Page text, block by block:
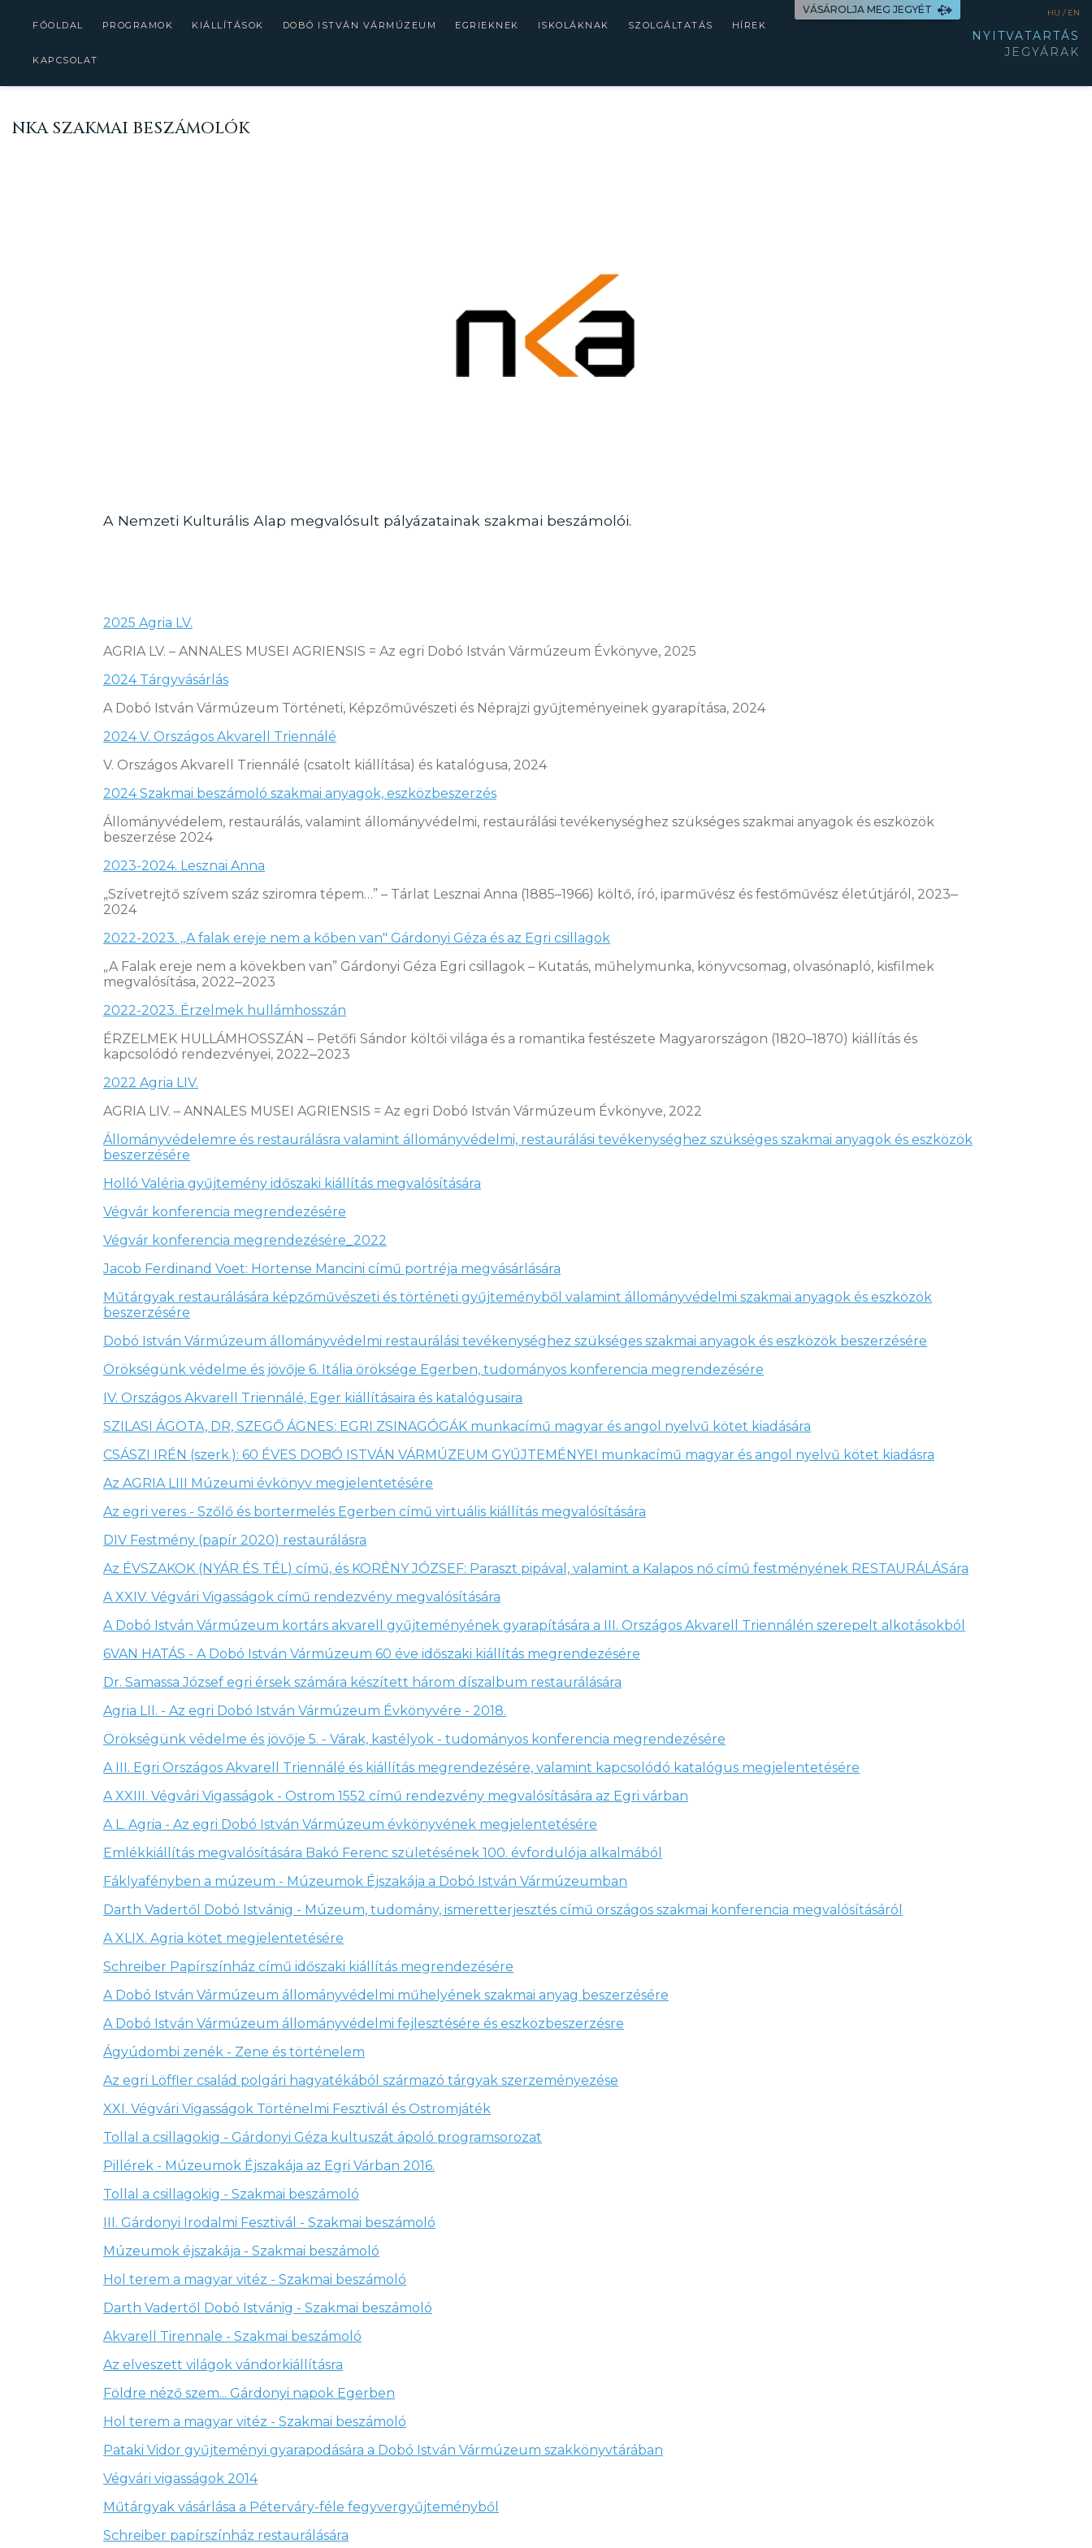
FŐOLDAL PROGRAMOK KIÁLLÍTÁSOK DOBÓ ISTVÁN VÁRMÚZEUM EGRIEKNEK ISKOLÁKNAK SZOLGÁLTATÁS HÍREK
KAPCSOLAT
VÁSÁROLJA MEG JEGYÉT HU / EN
NYITVATARTÁS
JEGYÁRAK
NKA SZAKMAI BESZÁMOLÓK
A Nemzeti Kulturális Alap megvalósult pályázatainak szakmai beszámolói.
2025 Agria LV.
AGRIA LV. – ANNALES MUSEI AGRIENSIS = Az egri Dobó István Vármúzeum Évkönyve, 2025
2024 Tárgyvásárlás
A Dobó István Vármúzeum Történeti, Képzőművészeti és Néprajzi gyűjteményeinek gyarapítása, 2024
2024 V. Országos Akvarell Triennálé
V. Országos Akvarell Triennálé (csatolt kiállítása) és katalógusa, 2024
2024 Szakmai beszámoló szakmai anyagok, eszközbeszerzés
Állományvédelem, restaurálás, valamint állományvédelmi, restaurálási tevékenységhez szükséges szakmai anyagok és eszközök
beszerzése 2024
2023-2024. Lesznai Anna
„Szívetrejtő szívem száz sziromra tépem…” – Tárlat Lesznai Anna (1885–1966) költő, író, iparművész és festőművész életútjáról, 2023‒
2024
2022-2023. ,,A falak ereje nem a kőben van" Gárdonyi Géza és az Egri csillagok
„A Falak ereje nem a kövekben van” Gárdonyi Géza Egri csillagok – Kutatás, műhelymunka, könyvcsomag, olvasónapló, kisfilmek
megvalósítása, 2022‒2023
2022-2023. Érzelmek hullámhosszán
ÉRZELMEK HULLÁMHOSSZÁN – Petőfi Sándor költői világa és a romantika festészete Magyarországon (1820–1870) kiállítás és
kapcsolódó rendezvényei, 2022‒2023
2022 Agria LIV.
AGRIA LIV. – ANNALES MUSEI AGRIENSIS = Az egri Dobó István Vármúzeum Évkönyve, 2022
Állományvédelemre és restaurálásra valamint állományvédelmi, restaurálási tevékenységhez szükséges szakmai anyagok és eszközök
beszerzésére
Holló Valéria gyűjtemény időszaki kiállítás megvalósítására
Végvár konferencia megrendezésére
Végvár konferencia megrendezésére_2022
Jacob Ferdinand Voet: Hortense Mancini című portréja megvásárlására
Műtárgyak restaurálására képzőművészeti és történeti gyűjteményből valamint állományvédelmi szakmai anyagok és eszközök
beszerzésére
Dobó István Vármúzeum állományvédelmi restaurálási tevékenységhez szükséges szakmai anyagok és eszközök beszerzésére
Örökségünk védelme és jövője 6. Itália öröksége Egerben, tudományos konferencia megrendezésére
IV. Országos Akvarell Triennálé, Eger kiállításaira és katalógusaira
SZILASI ÁGOTA, DR, SZEGŐ ÁGNES: EGRI ZSINAGÓGÁK munkacímű magyar és angol nyelvű kötet kiadására
CSÁSZI IRÉN (szerk.): 60 ÉVES DOBÓ ISTVÁN VÁRMÚZEUM GYŰJTEMÉNYEI munkacímű magyar és angol nyelvű kötet kiadásra
Az AGRIA LIII Múzeumi évkönyv megjelentetésére
Az egri veres - Szőlő és bortermelés Egerben című virtuális kiállítás megvalósítására
DIV Festmény (papír 2020) restaurálásra
Az ÉVSZAKOK (NYÁR ÉS TÉL) című, és KORÉNY JÓZSEF: Paraszt pipával, valamint a Kalapos nő című festményének RESTAURÁLÁSára
A XXIV. Végvári Vigasságok című rendezvény megvalósítására
A Dobó István Vármúzeum kortárs akvarell gyűjteményének gyarapítására a III. Országos Akvarell Triennálén szerepelt alkotásokból
6VAN HATÁS - A Dobó István Vármúzeum 60 éve időszaki kiállítás megrendezésére
Dr. Samassa József egri érsek számára készített három díszalbum restaurálására
Agria LII. - Az egri Dobó István Vármúzeum Évkönyvére - 2018.
Örökségünk védelme és jövője 5. - Várak, kastélyok - tudományos konferencia megrendezésére
A III. Egri Országos Akvarell Triennálé és kiállítás megrendezésére, valamint kapcsolódó katalógus megjelentetésére
A XXIII. Végvári Vigasságok - Ostrom 1552 című rendezvény megvalósítására az Egri várban
A L. Agria - Az egri Dobó István Vármúzeum évkönyvének megjelentetésére
Emlékkiállítás megvalósítására Bakó Ferenc születésének 100. évfordulója alkalmából
Fáklyafényben a múzeum - Múzeumok Éjszakája a Dobó István Vármúzeumban
Darth Vadertől Dobó Istvánig - Múzeum, tudomány, ismeretterjesztés című országos szakmai konferencia megvalósításáról
A XLIX. Agria kötet megjelentetésére
Schreiber Papírszínház című időszaki kiállítás megrendezésére
A Dobó István Vármúzeum állományvédelmi műhelyének szakmai anyag beszerzésére
A Dobó István Vármúzeum állományvédelmi fejlesztésére és eszközbeszerzésre
Ágyúdombi zenék - Zene és történelem
Az egri Löffler család polgári hagyatékából származó tárgyak szerzeményezése
XXI. Végvári Vigasságok Történelmi Fesztivál és Ostromjáték
Tollal a csillagokig - Gárdonyi Géza kultuszát ápoló programsorozat
Pillérek - Múzeumok Éjszakája az Egri Várban 2016.
Tollal a csillagokig - Szakmai beszámoló
III. Gárdonyi Irodalmi Fesztivál - Szakmai beszámoló
Múzeumok éjszakája - Szakmai beszámoló
Hol terem a magyar vitéz - Szakmai beszámoló
Darth Vadertől Dobó Istvánig - Szakmai beszámoló
Akvarell Tirennale - Szakmai beszámoló
Az elveszett világok vándorkiállításra
Földre néző szem... Gárdonyi napok Egerben
Hol terem a magyar vitéz - Szakmai beszámoló
Pataki Vidor gyűjteményi gyarapodására a Dobó István Vármúzeum szakkönyvtárában
Végvári vigasságok 2014
Műtárgyak vásárlása a Péterváry-féle fegyvergyűjteményből
Schreiber papírszínház restaurálására